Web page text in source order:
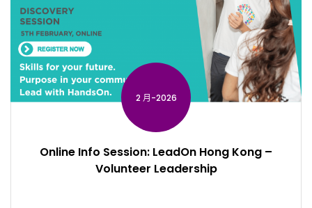
2 月-2026
Online Info Session: LeadOn Hong Kong –
Volunteer Leadership